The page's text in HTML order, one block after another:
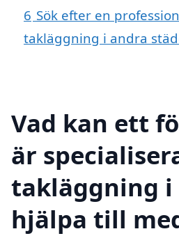
6 Sök efter en
takläggning i andra
Vad kan ett
är
takläggning i
hjälpa till